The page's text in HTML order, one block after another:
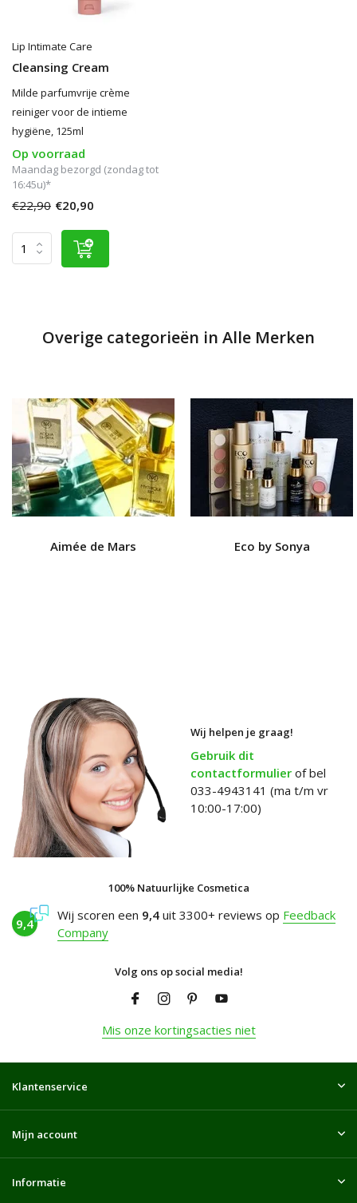
Lip Intimate Care
Cleansing Cream
Milde parfumvrije crème
reiniger voor de intieme
hygiëne, 125ml
Op voorraad
Maandag bezorgd (zondag tot
16:45u)*
€22,90 €20,90
Overige categorieën in Alle Merken
Aimée de Mars Eco by Sonya
Wij helpen je graag!
Gebruik dit
contactformulier of bel
033-4943141 (ma t/m vr
10:00-17:00)
100% Natuurlijke Cosmetica
9,4
Wij scoren een 9,4 uit 3300+ reviews op Feedback
Company
Volg ons op social media!
Mis onze kortingsacties niet
Klantenservice
Mijn account
Informatie